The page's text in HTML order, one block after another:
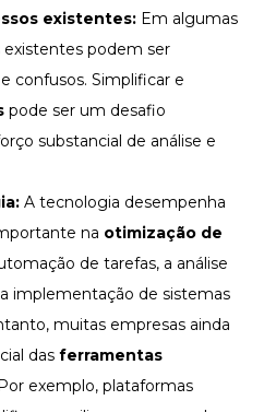
existentes: Em algumas
existentes podem ser
confusos. Simplificar e
pode ser um desafio
substancial de análise e
A tecnologia desempenha
na otimização de
de tarefas, a análise
implementação de sistemas
muitas empresas ainda
das ferramentas
exemplo, plataformas